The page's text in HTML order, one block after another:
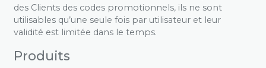
des Clients des codes promotionnels, ils ne sont
utilisables qu’une seule fois par utilisateur et leur
validité est limitée dans le temps.
Produits